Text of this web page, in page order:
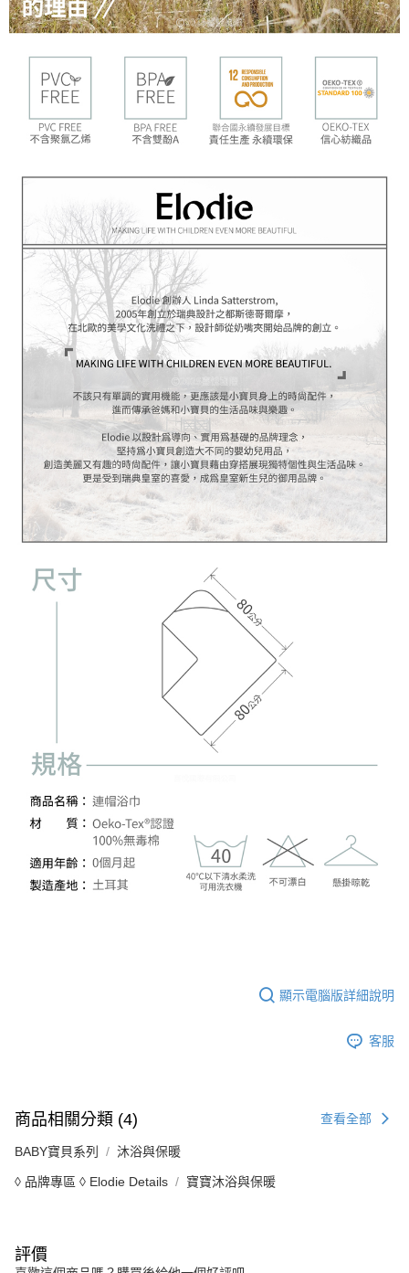
顯示電腦版詳細說明
客服
商品相關分類 (4) 查看全部
BABY寶貝系列 沐浴與保暖
◊ 品牌專區 ◊ Elodie Details 寶寶沐浴與保暖
評價